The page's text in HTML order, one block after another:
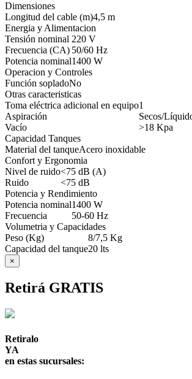
Dimensiones
Longitud del cable (m)4,5 m
Energia y Alimentacion
Tensión nominal 220 V
Frecuencia (CA) 50/60 Hz
Potencia nominal1400 W
Operacion y Controles
Función sopladoNo
Otras caracteristicas
Toma eléctrica adicional en equipo1
Aspiración
Secos/
Vacío
>18 Kpa
Capacidad Tanques
Material del tanqueAcero inoxidable
Confort y Ergonomia
Nivel de ruido<75 dB (A)
Ruido
<75 dB
Potencia y Rendimiento
Potencia nominal1400 W
Frecuencia
50-60 Hz
Volumetria y Capacidades
Peso (Kg)
8/7,5 Kg
Capacidad del tanque20 lts
×
Retirá GRATIS
Retiralo
YA
en estas sucursales: